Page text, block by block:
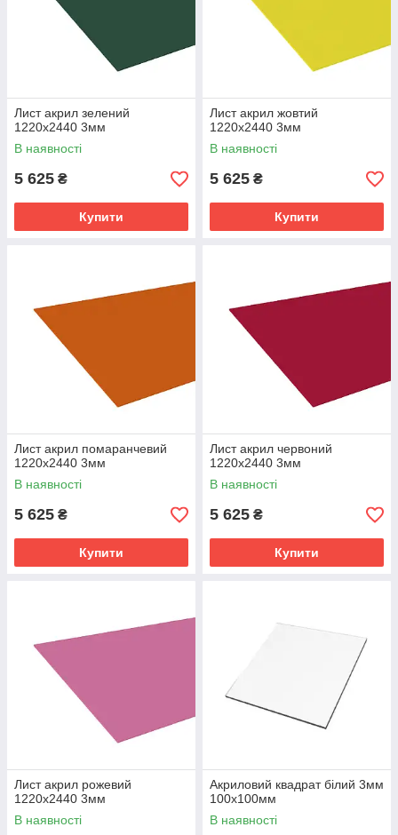
Лист акрил зелений
1220х2440 3мм
В наявності
5 625 ₴
Купити
Лист акрил жовтий
1220х2440 3мм
В наявності
5 625 ₴
Купити
Лист акрил помаранчевий
1220х2440 3мм
В наявності
5 625 ₴
Купити
Лист акрил червоний
1220х2440 3мм
В наявності
5 625 ₴
Купити
Лист акрил рожевий
1220х2440 3мм
В наявності
Акриловий квадрат білий 3мм
100х100мм
В наявності